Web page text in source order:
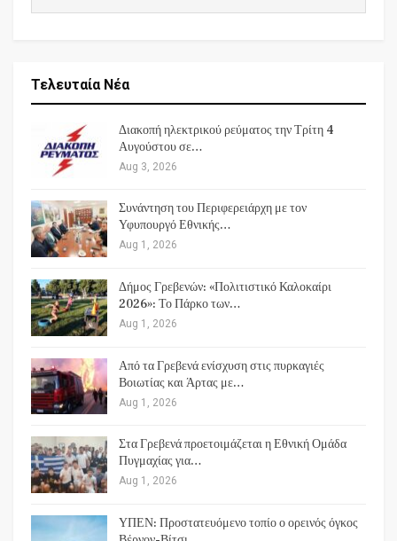
Τελευταία Νέα
Διακοπή ηλεκτρικού ρεύματος την Τρίτη 4
Αυγούστου σε…
Aug 3, 2026
Συνάντηση του Περιφερειάρχη με τον
Υφυπουργό Εθνικής…
Aug 1, 2026
Δήμος Γρεβενών: «Πολιτιστικό Καλοκαίρι
2026»: Το Πάρκο των…
Aug 1, 2026
Από τα Γρεβενά ενίσχυση στις πυρκαγιές
Βοιωτίας και Άρτας με…
Aug 1, 2026
Στα Γρεβενά προετοιμάζεται η Εθνική Ομάδα
Πυγμαχίας για…
Aug 1, 2026
ΥΠΕΝ: Προστατευόμενο τοπίο ο ορεινός όγκος